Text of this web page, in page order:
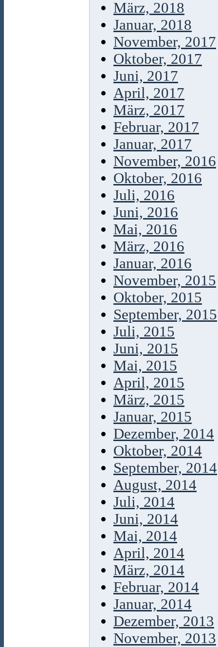
März, 2018
Januar, 2018
November, 2017
Oktober, 2017
Juni, 2017
April, 2017
März, 2017
Februar, 2017
Januar, 2017
November, 2016
Oktober, 2016
Juli, 2016
Juni, 2016
Mai, 2016
März, 2016
Januar, 2016
November, 2015
Oktober, 2015
September, 2015
Juli, 2015
Juni, 2015
Mai, 2015
April, 2015
März, 2015
Januar, 2015
Dezember, 2014
Oktober, 2014
September, 2014
August, 2014
Juli, 2014
Juni, 2014
Mai, 2014
April, 2014
März, 2014
Februar, 2014
Januar, 2014
Dezember, 2013
November, 2013